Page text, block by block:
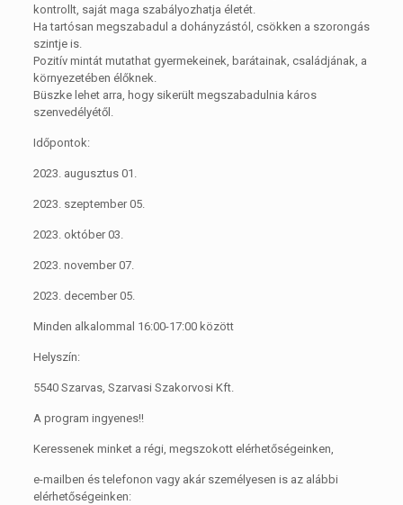
kontrollt, saját maga szabályozhatja életét.
Ha tartósan megszabadul a dohányzástól, csökken a szorongás
szintje is.
Pozitív mintát mutathat gyermekeinek, barátainak, családjának, a
környezetében élőknek.
Büszke lehet arra, hogy sikerült megszabadulnia káros
szenvedélyétől.
Időpontok:
2023. augusztus 01.
2023. szeptember 05.
2023. október 03.
2023. november 07.
2023. december 05.
Minden alkalommal 16:00-17:00 között
Helyszín:
5540 Szarvas, Szarvasi Szakorvosi Kft.
A program ingyenes!!
Keressenek minket a régi, megszokott elérhetőségeinken,
e-mailben és telefonon vagy akár személyesen is az alábbi
elérhetőségeinken: